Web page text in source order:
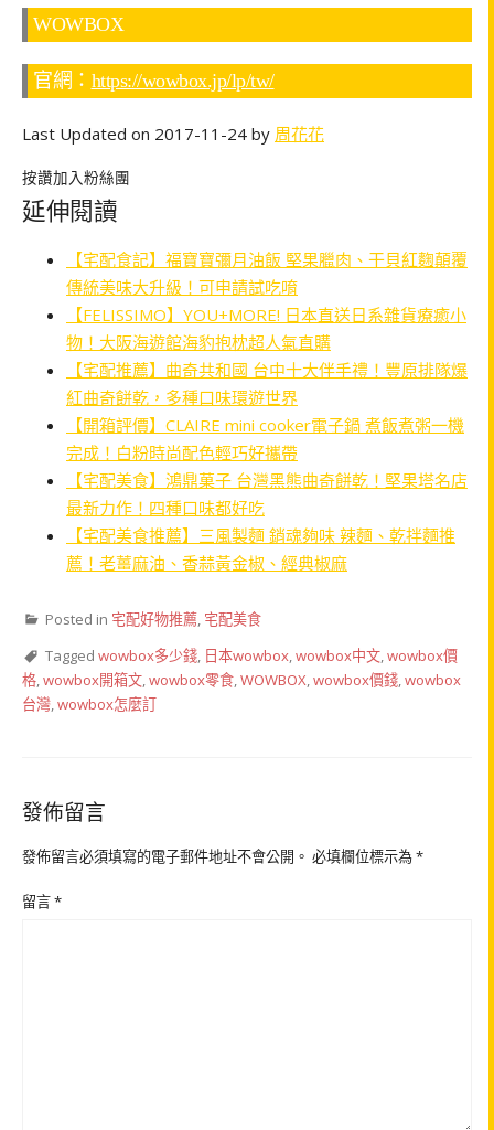
WOWBOX
官網： https://wowbox.jp/lp/tw/
Last Updated on 2017-11-24 by 周花花
按讚加入粉絲團
延伸閱讀
【宅配食記】福寶寶彌月油飯 堅果臘肉、干貝紅麴顛覆
傳統美味大升級！可申請試吃唷
【FELISSIMO】YOU+MORE! 日本直送日系雜貨療癒小
物！大阪海遊館海豹抱枕超人氣直購
【宅配推薦】曲奇共和國 台中十大伴手禮！豐原排隊爆
紅曲奇餅乾，多種口味環遊世界
【開箱評價】CLAIRE mini cooker電子鍋 煮飯煮粥一機
完成！白粉時尚配色輕巧好攜帶
【宅配美食】鴻鼎菓子 台灣黑熊曲奇餅乾！堅果塔名店
最新力作！四種口味都好吃
【宅配美食推薦】三風製麵 銷魂夠味 辣麵、乾拌麵推
薦！老薑麻油、香蒜黃金椒、經典椒麻
Posted in 宅配好物推薦 宅配美食
Tagged wowbox多少錢 日本wowbox wowbox中文 wowbox價
格 wowbox開箱文 wowbox零食 WOWBOX wowbox價錢 wowbox
台灣 wowbox怎麼訂
發佈留言
發佈留言必須填寫的電子郵件地址不會公開。 必填欄位標示為*
留言*